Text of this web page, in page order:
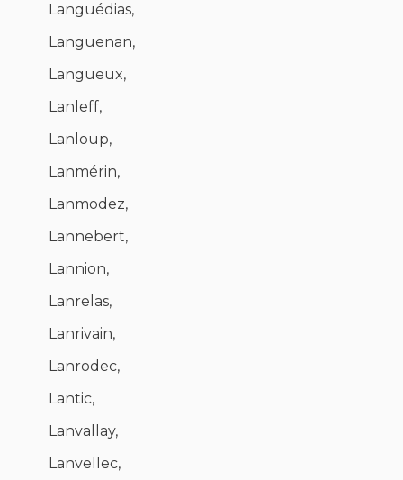
Languédias,
Languenan,
Langueux,
Lanleff,
Lanloup,
Lanmérin,
Lanmodez,
Lannebert,
Lannion,
Lanrelas,
Lanrivain,
Lanrodec,
Lantic,
Lanvallay,
Lanvellec,